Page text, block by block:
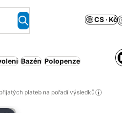
CS · Kč
Bazén Polopenze
plateb na pořadí výsledků